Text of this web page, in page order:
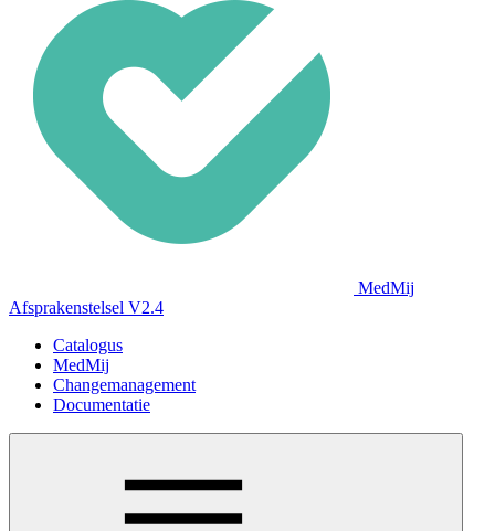
MedMij
Afsprakenstelsel V2.4
Catalogus
MedMij
Changemanagement
Documentatie